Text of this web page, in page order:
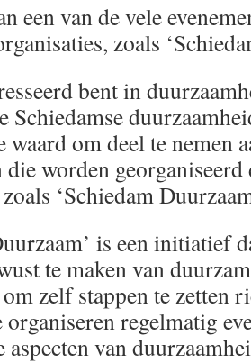
een van de vele
zoals
bent in
Schiedamse
waard om deel te nemen
die worden
‘Schiedam
is een initiatief
te maken van
zelf stappen te zetten
regelmatig
van